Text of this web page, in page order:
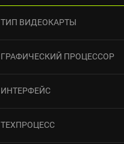
ТИП ВИДЕОКАРТЫ
ГРАФИЧЕСКИЙ ПРОЦЕССОР
ИНТЕРФЕЙС
ТЕХПРОЦЕСС